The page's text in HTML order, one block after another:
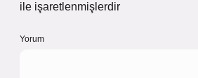
ile işaretlenmişlerdir
Yorum